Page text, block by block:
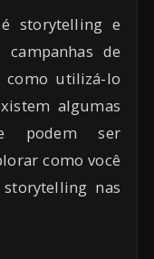
storytelling e
de
como utilizá-lo
algumas
podem ser
como você
nas